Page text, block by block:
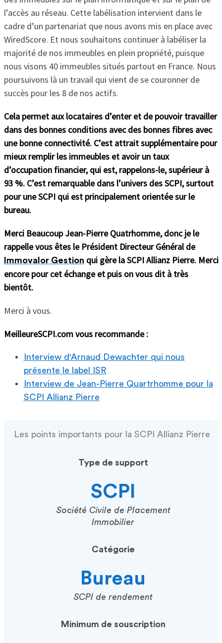
l’accès au réseau. Cette labélisation intervient dans le
cadre d’un partenariat que nous avons mis en place avec
WiredScore. Et nous souhaitons continuer à labéliser la
majorité de nos immeubles en plein propriété, puisque
nous visons 40 immeubles situés partout en France. Nous
poursuivons là un travail qui vient de se couronner de
succès pour les 8 de nos actifs.
Cela permet aux locataires d’enter et de pouvoir travailler
dans des bonnes conditions avec des bonnes fibres avec
une bonne connectivité. C’est attrait supplémentaire pour
mieux remplir les immeubles et avoir un taux
d’occupation financier, qui est, rappelons-le, supérieur à
93 %. C’est remarquable dans l’univers des SCPI, surtout
pour une SCPI qui est principalement orientée sur le
bureau.
Merci Beaucoup Jean-Pierre Quatrhomme, donc je le
rappelle vous êtes le Président Directeur Général de
Immovalor Gestion qui gère la SCPI Allianz Pierre. Merci
encore pour cet échange et puis on vous dit à très
bientôt.
Merci à vous.
MeilleureSCPI.com vous recommande :
Interview d'Arnaud Dewachter qui nous
présente le label ISR
Interview de Jean-Pierre Quartrhomme pour la
SCPI Allianz Pierre
Les points importants pour la SCPI Allianz Pierre
Type de support
SCPI
Société Civile de Placement
Immobilier
Catégorie
Bureau
SCPI de rendement
Minimum de souscription